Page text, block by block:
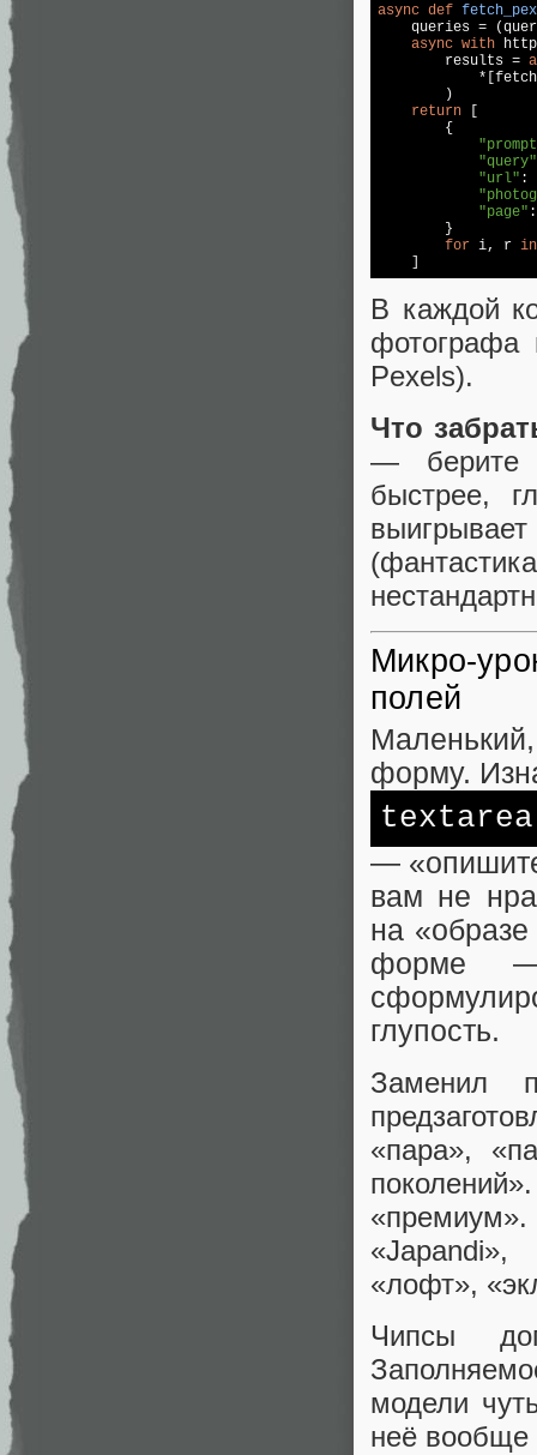
async def
queries =
async with
        results =
        )
return [
        {
"query"
"url" :
"page"
        }
for i, r in
В каждой
фотографа
Pexels).
Что
— берите
быстрее,
Микро-
полей
форму.
textarea
—
вам не
на
форме
глупость.
Заменил
«пара»,
«Japandi»,
«лофт»,
Чипсы
модели
неё вообще